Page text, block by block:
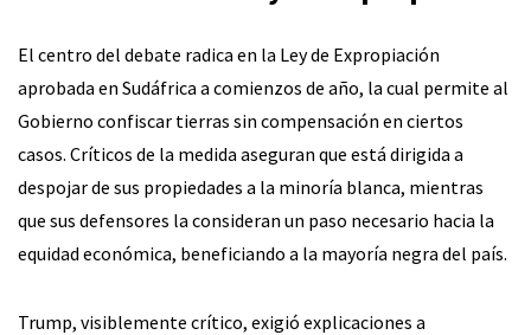
El centro del debate radica en la Ley de Expropiación
aprobada en Sudáfrica a comienzos de año, la cual permite al
Gobierno confiscar tierras sin compensación en ciertos
casos. Críticos de la medida aseguran que está dirigida a
despojar de sus propiedades a la minoría blanca, mientras
que sus defensores la consideran un paso necesario hacia la
equidad económica, beneficiando a la mayoría negra del país.
Trump, visiblemente crítico, exigió explicaciones a